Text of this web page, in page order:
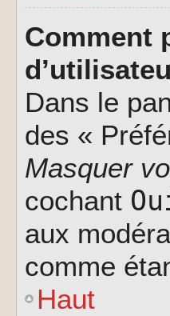
Comment
Dans le
des «
Masquer
cochant
aux
comme
Haut